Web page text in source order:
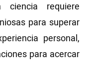
requiere
para superar
personal,
para acercar